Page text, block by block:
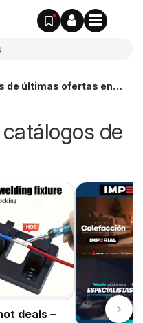
de últimas ofertas en
de
deals –